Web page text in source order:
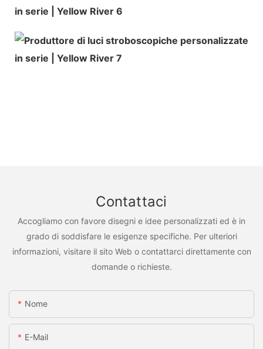
Contattaci
Accogliamo con favore disegni e idee personalizzati ed è in
grado di soddisfare le esigenze specifiche. Per ulteriori
informazioni, visitare il sito Web o contattarci direttamente con
domande o richieste.
Nome
E-Mail